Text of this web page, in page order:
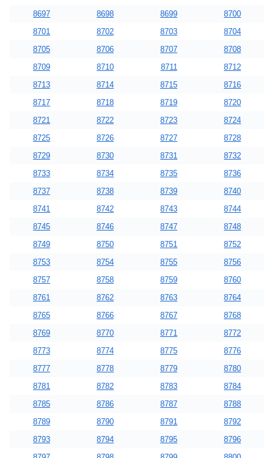
8697
8698 8699
8700
8701
8702 8703
8704
8705
8706 8707
8708
8709
8710 8711
8712
8713
8714 8715
8716
8717
8718 8719
8720
8721
8722 8723
8724
8725
8726 8727
8728
8729
8730 8731
8732
8733
8734 8735
8736
8737
8738 8739
8740
8741
8742 8743
8744
8745
8746 8747
8748
8749
8750 8751
8752
8753
8754 8755
8756
8757
8758 8759
8760
8761
8762 8763
8764
8765
8766 8767
8768
8769
8770 8771
8772
8773
8774 8775
8776
8777
8778 8779
8780
8781
8782 8783
8784
8785
8786 8787
8788
8789
8790 8791
8792
8793
8794 8795
8796